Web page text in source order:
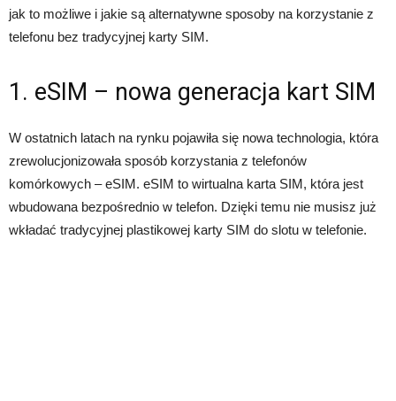
jak to możliwe i jakie są alternatywne sposoby na korzystanie z
telefonu bez tradycyjnej karty SIM.
1. eSIM – nowa generacja kart SIM
W ostatnich latach na rynku pojawiła się nowa technologia, która
zrewolucjonizowała sposób korzystania z telefonów
komórkowych – eSIM. eSIM to wirtualna karta SIM, która jest
wbudowana bezpośrednio w telefon. Dzięki temu nie musisz już
wkładać tradycyjnej plastikowej karty SIM do slotu w telefonie.